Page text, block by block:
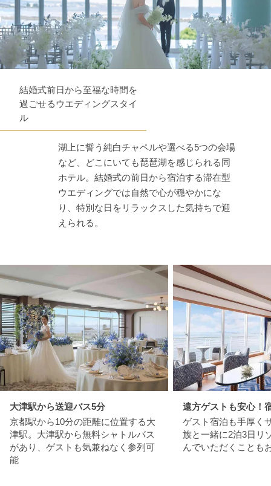
結婚式前日から至福な時間を
過ごせるウエディングスタイ
ル
湖上に誓う純白チャペルや選べる5つの会場
など、どこにいても琵琶湖を感じられる同
ホテル。結婚式の前日から宿泊する滞在型
ウエディングでは自然で心が穏やかにな
り、特別な日をリラックスした気持ちで迎
えられる。
大津駅から送迎バス5分
京都駅から10分の距離に位置する大
津駅。大津駅から無料シャトルバス
があり、ゲストも気兼ねなく参列可
能
遠方ゲストも安心！
ゲスト宿泊も手厚く
族と一緒に2泊3日リ
んでいただくことも